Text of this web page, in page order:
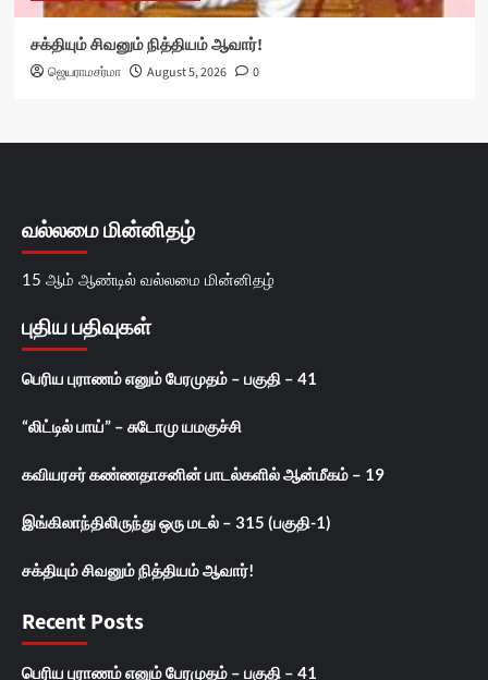
சக்தியும் சிவனும் நித்தியம் ஆவார்!
ஜெயராமசர்மா August 5, 2026 0
வல்லமை மின்னிதழ்
15 ஆம் ஆண்டில் வல்லமை மின்னிதழ்
புதிய பதிவுகள்
பெரிய புராணம் எனும் பேரமுதம் – பகுதி – 41
“லிட்டில் பாய்” – சுடோமு யமகுச்சி
கவியரசர் கண்ணதாசனின் பாடல்களில் ஆன்மீகம் – 19
இங்கிலாந்திலிருந்து ஒரு மடல் – 315 (பகுதி-1)
சக்தியும் சிவனும் நித்தியம் ஆவார்!
Recent Posts
பெரிய புராணம் எனும் பேரமுதம் – பகுதி – 41